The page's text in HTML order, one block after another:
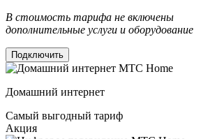
В стоимость тарифа не включены
дополнительные услуги и оборудование
Подключить
Домашний интернет
Самый выгодный тариф
Акция